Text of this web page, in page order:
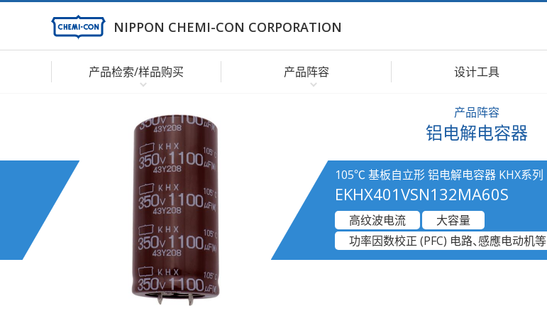
NIPPON CHEMI-CON CORPORATION
产品检索/样品购买 产品阵容 设计工具
产品阵容
铝电解电容器
105℃ 基板自立形 铝电解电容器 KHX系列
EKHX401VSN132MA60S
高纹波电流
大容量
功率因数校正 (PFC) 电路、感應电动机等